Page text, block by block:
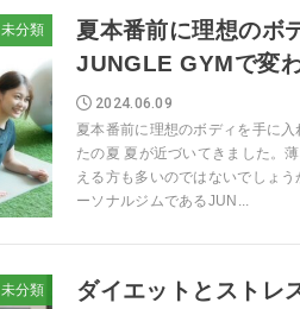
未分類
夏本番前に理想のボ
JUNGLE GYMで変
2024.06.09
夏本番前に理想のボディを手に
たの夏 夏が近づいてきました。
える方も多いのではないでしょ
ーソナルジムであるJUN...
未分類
ダイエットとストレ